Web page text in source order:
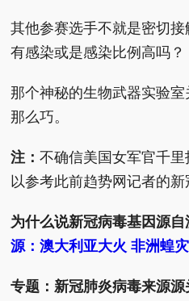
其他参赛选手不就是密切
有感染或是感染比例高吗？
那个神秘的生物武器实验
那么巧。
注：不确信美国女军官千
以参考此前趋势网记者的
为什么说新冠病毒基因源自
源：澳大利亚大火 非洲蝗
专题：新冠肺炎病毒来源